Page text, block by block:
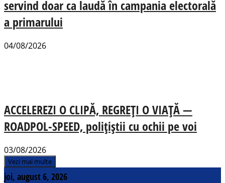
servind doar ca laudă în campania electorală
a primarului
04/08/2026
ACCELEREZI O CLIPĂ, REGREȚI O VIAȚĂ —
ROADPOL-SPEED, polițiștii cu ochii pe voi
03/08/2026
Vezi mai multe
joi, august 6, 2026